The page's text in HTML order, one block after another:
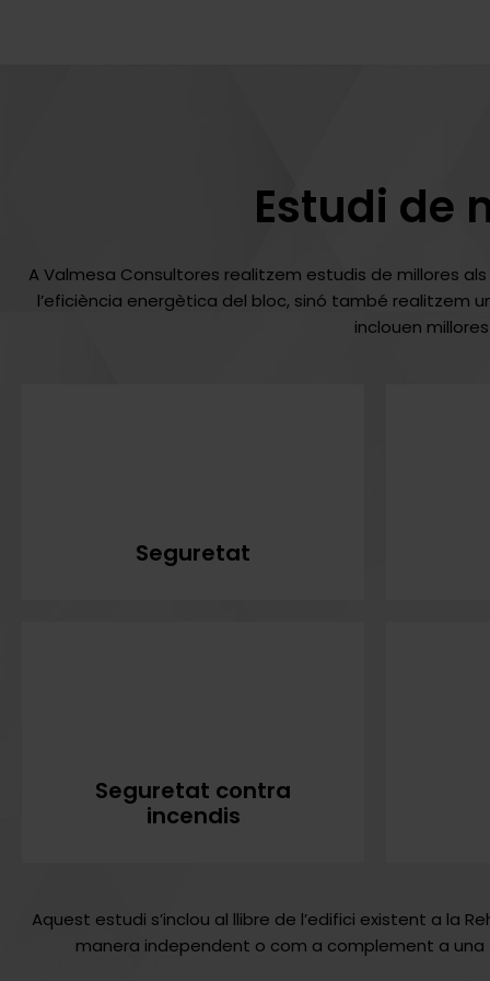
Estudi de
A Valmesa Consultores realitzem estudis de millores
l’eficiència energètica del bloc, sinó també realitzem
inclouen
Seguretat
Seguretat contra
incendis
Aquest estudi s’inclou al llibre de l’edifici existent a la
manera independent o com a complement a una